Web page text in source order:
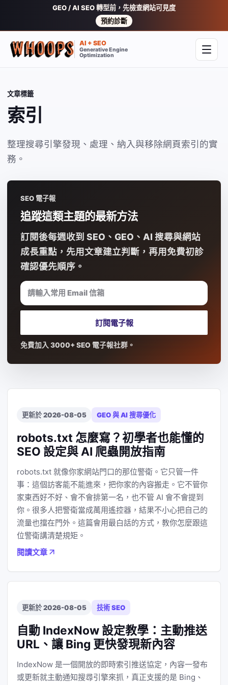
GEO / AI SEO 轉型前，先檢查網站可見度
預約診斷
AI + SEO
Generative Engine
Optimization
開啟
文章標籤
索引
整理搜尋引擎發現、處理、納入與移除網頁索引的實
務。
SEO 電子報
追蹤這類主題的最新方法
訂閱後每週收到 SEO、GEO、AI 搜尋與網站
成長重點，先用文章建立判斷，再用免費初診
確認優先順序。
請輸入常用 Email 信箱
訂閱電子報
免費加入 3000+ SEO 電子報社群。
更新於 2026-08-05 GEO 與 AI 搜尋優化
robots.txt 怎麼寫？初學者也能懂的
SEO 設定與 AI 爬蟲開放指南
robots.txt 就像你家網站門口的那位警衛。它只管一件
事：這個訪客能不能進來，把你家的內容搬走。它不管你
家東西好不好、會不會排第一名，也不管 AI 會不會提到
你。很多人把警衛當成萬用遙控器，結果不小心把自己的
流量也擋在門外。這篇會用最白話的方式，教你怎麼跟這
位警衛講清楚規矩。
閱讀文章
更新於 2026-08-05 技術 SEO
自動 IndexNow 設定教學：主動推送
URL、讓 Bing 更快發現新內容
IndexNow 是一個開放的即時索引推送協定，內容一發布
或更新就主動通知搜尋引擎來抓，真正支援的是 Bing、